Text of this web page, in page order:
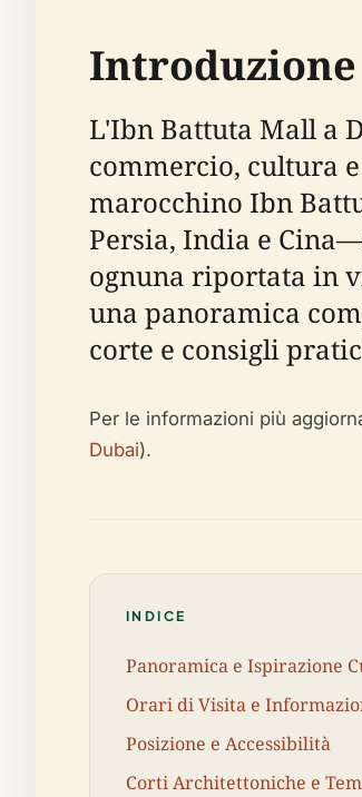
Introduzione
L'Ibn Battuta Mall a
commercio, cultura
marocchino Ibn
Persia, India e
ognuna riportata in
una panoramica
corte e consigli
Per le informazioni più
Dubai).
INDICE
Panoramica e Ispirazione
Orari di Visita e
Posizione e Accessibilità
Corti Architettoniche e